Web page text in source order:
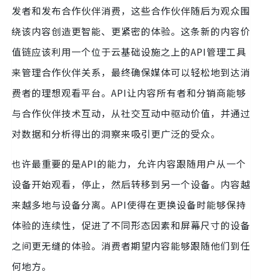
发者和发布合作伙伴消费，这些合作伙伴随后为观众围
绕该内容创造更智能、更紧密的体验。这条新的内容价
值链应该利用一个位于云基础设施之上的API管理工具
来管理合作伙伴关系，最终确保媒体可以轻松地到达消
费者的理想观看平台。API让内容所有者和分销商能够
与合作伙伴技术互动，从社交互动中驱动价值，并通过
对数据和分析得出的洞察来吸引更广泛的受众。
也许最重要的是API的能力，允许内容跟随用户从一个
设备开始观看，停止，然后转移到另一个设备。内容越
来越多地与设备分离。API使得在更换设备时能够保持
体验的连续性，促进了不同形态因素和屏幕尺寸的设备
之间更无缝的体验。消费者期望内容能够跟随他们到任
何地方。